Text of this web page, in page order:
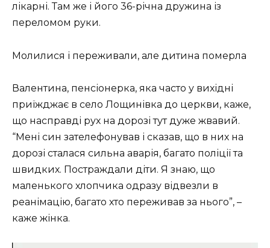
лікарні. Там же і його 36-річна дружина із
переломом руки.
Молилися і переживали, але дитина померла
Валентина, пенсіонерка, яка часто у вихідні
приїжджає в село Лощинівка до церкви, каже,
що насправді рух на дорозі тут дуже жвавий.
“Мені син зателефонував і сказав, що в них на
дорозі сталася сильна аварія, багато поліції та
швидких. Постраждали діти. Я знаю, що
маленького хлопчика одразу відвезли в
реанімацію, багато хто переживав за нього”, –
каже жінка.